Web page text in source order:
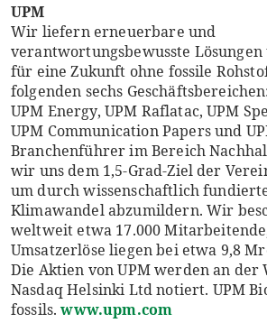
UPM
Wir liefern erneuerbare und
verantwortungsbewusste
für eine Zukunft ohne fossile
folgenden sechs
UPM Energy, UPM Raflatac, UPM
UPM Communication Papers und
Branchenführer im Bereich
wir uns dem 1,5-Grad-Ziel der
um durch wissenschaftlich
Klimawandel abzumildern. Wir
weltweit etwa 17.000
Umsatzerlöse liegen bei etwa 9,8
Die Aktien von UPM werden an
Nasdaq Helsinki Ltd notiert. UPM
fossils.www.upm.com